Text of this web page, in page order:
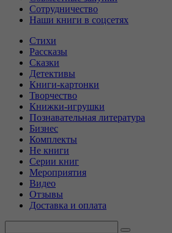
Сотрудничество
Наши книги в соцсетях
Стихи
Рассказы
Сказки
Детективы
Книги-картонки
Творчество
Книжки-игрушки
Познавательная литература
Бизнес
Комплекты
Не книги
Серии книг
Мероприятия
Видео
Отзывы
Доставка и оплата